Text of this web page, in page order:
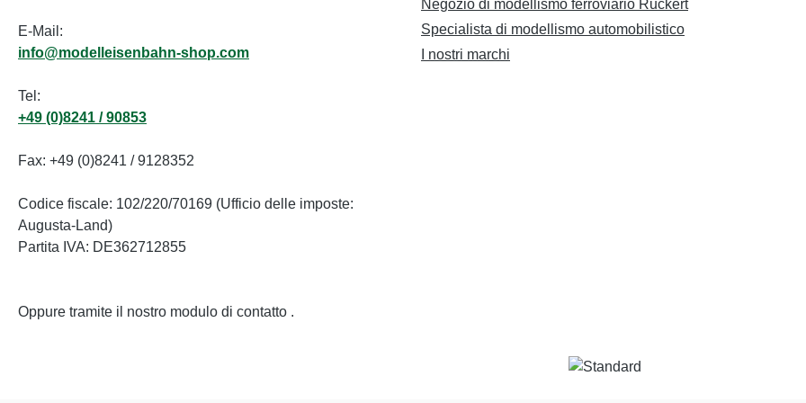
E-Mail:
info@modelleisenbahn-shop.com
Tel:
+49 (0)8241 / 90853
Fax: +49 (0)8241 / 9128352
Codice fiscale: 102/220/70169 (Ufficio delle imposte:
Augusta-Land)
Partita IVA: DE362712855
Oppure tramite il nostro modulo di contatto .
Negozio di modellismo ferroviario Ruckert
Specialista di modellismo automobilistico
I nostri marchi